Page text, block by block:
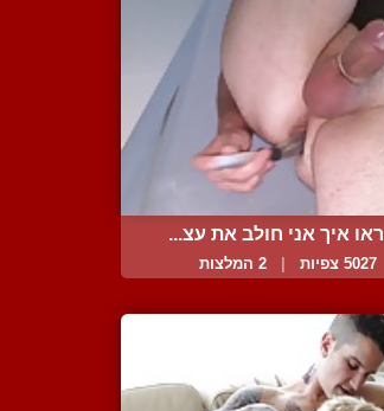
איך אני חולב את עצ...
5027 צפיות 2 המלצות